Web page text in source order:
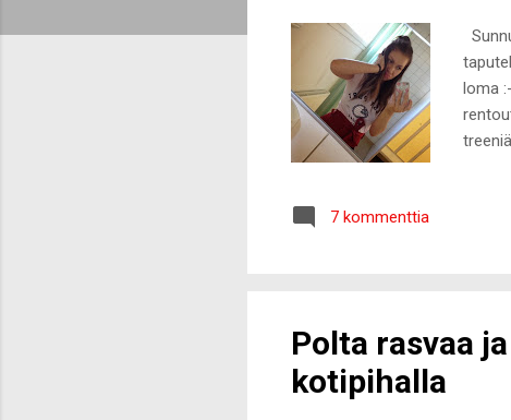
loma
7 kommenttia
Polta rasvaa
kotipihalla